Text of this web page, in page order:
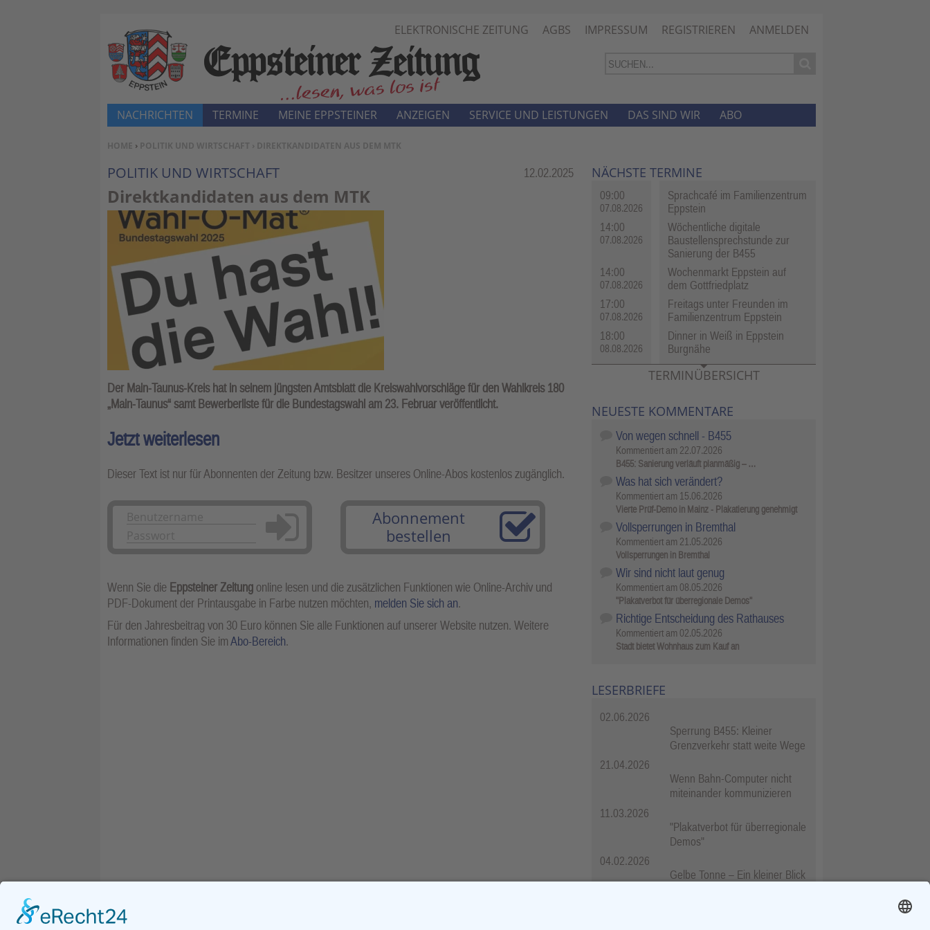
ELEKTRONISCHE ZEITUNG AGBS IMPRESSUM REGISTRIEREN ANMELDEN
SIE BEFINDEN SICH HIER:
HOME › POLITIK UND WIRTSCHAFT › DIREKTKANDIDATEN AUS DEM MTK
Rubrik:
POLITIK UND WIRTSCHAFT 12.02.2025
Direktkandidaten aus dem MTK
Der Main-Taunus-Kreis hat in seinem jüngsten Amtsblatt die Kreiswahlvorschläge für den Wahlkreis 180
„Main-Taunus“ samt Bewerberliste für die Bundestagswahl am 23. Februar veröffentlicht.
Jetzt weiterlesen
Dieser Text ist nur für Abonnenten der Zeitung bzw. Besitzer unseres Online-Abos kostenlos zugänglich.
Anmelden
Abonnement
bestellen
Wenn Sie die Eppsteiner Zeitung online lesen und die zusätzlichen Funktionen wie Online-Archiv und
PDF-Dokument der Printausgabe in Farbe nutzen möchten, melden Sie sich an.
Für den Jahresbeitrag von 30 Euro können Sie alle Funktionen auf unserer Website nutzen. Weitere
Informationen finden Sie imAbo-Bereich.
NÄCHSTE TERMINE
09:00
07.08.2026
Sprachcafé im Familienzentrum
Eppstein
14:00
07.08.2026
Wöchentliche digitale
Baustellensprechstunde zur
Sanierung der B455
14:00
07.08.2026
Wochenmarkt Eppstein auf
dem Gottfriedplatz
17:00
07.08.2026
Freitags unter Freunden im
Familienzentrum Eppstein
18:00
08.08.2026
Dinner in Weiß in Eppstein
Burgnähe
TERMINÜBERSICHT
NEUESTE KOMMENTARE
Von wegen schnell - B455
Kommentiert am 22.07.2026
B455: Sanierung verläuft planmäßig – …
Was hat sich verändert?
Kommentiert am 15.06.2026
Vierte Prüf-Demo in Mainz - Plakatierung genehmigt
Vollsperrungen in Bremthal
Kommentiert am 21.05.2026
Vollsperrungen in Bremthal
Wir sind nicht laut genug
Kommentiert am 08.05.2026
"Plakatverbot für überregionale Demos"
Richtige Entscheidung des Rathauses
Kommentiert am 02.05.2026
Stadt bietet Wohnhaus zum Kauf an
LESERBRIEFE
02.06.2026
Sperrung B455: Kleiner
Grenzverkehr statt weite Wege
21.04.2026
Wenn Bahn-Computer nicht
miteinander kommunizieren
11.03.2026
"Plakatverbot für überregionale
Demos"
04.02.2026
Gelbe Tonne – Ein kleiner Blick
NACHRICHTEN TERMINE MEINE EPPSTEINER ANZEIGEN SERVICE UND LEISTUNGEN DAS SIND WIR ABO